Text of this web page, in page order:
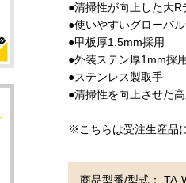
●清掃性が向上した大R
●使いやすいグローバ
●甲板厚1.5mm採用
●外装ステン厚1mm採用
●ステンレス製取手
●清掃性を向上させた
※こちらは受注生産品
商品型番/型式： TA-